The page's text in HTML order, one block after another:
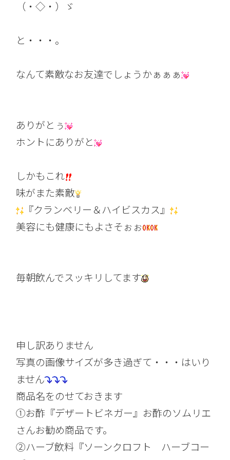
（・◇・）ゞ
と・・・。
なんて素敵なお友達でしょうかぁぁぁ
ありがとぅ
ホントにありがと
しかもこれ
味がまた素敵
『クランベリー＆ハイビスカス』
美容にも健康にもよさそぉぉ
毎朝飲んでスッキリしてます
申し訳ありません
写真の画像サイズが多き過ぎて・・・はいり
ません
商品名をのせておきます
①お酢『デザートビネガー』お酢のソムリエ
さんお勧め商品です。
②ハーブ飲料『ソーンクロフト ハーブコー